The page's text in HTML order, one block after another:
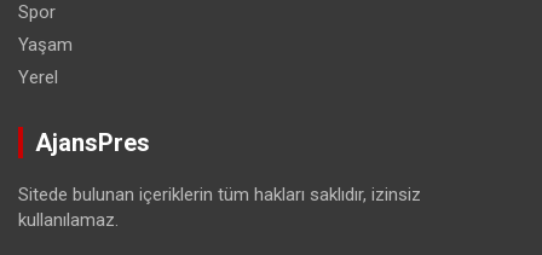
Spor
Yaşam
Yerel
AjansPres
Sitede bulunan içeriklerin tüm hakları saklıdır, izinsiz
kullanılamaz.